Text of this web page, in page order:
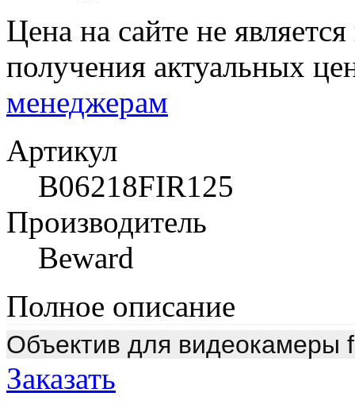
Цена на сайте не
получения актуальных
менеджерам
Артикул
B06218FIR125
Производитель
Beward
Полное описание
Объектив для видеокамеры
Заказать